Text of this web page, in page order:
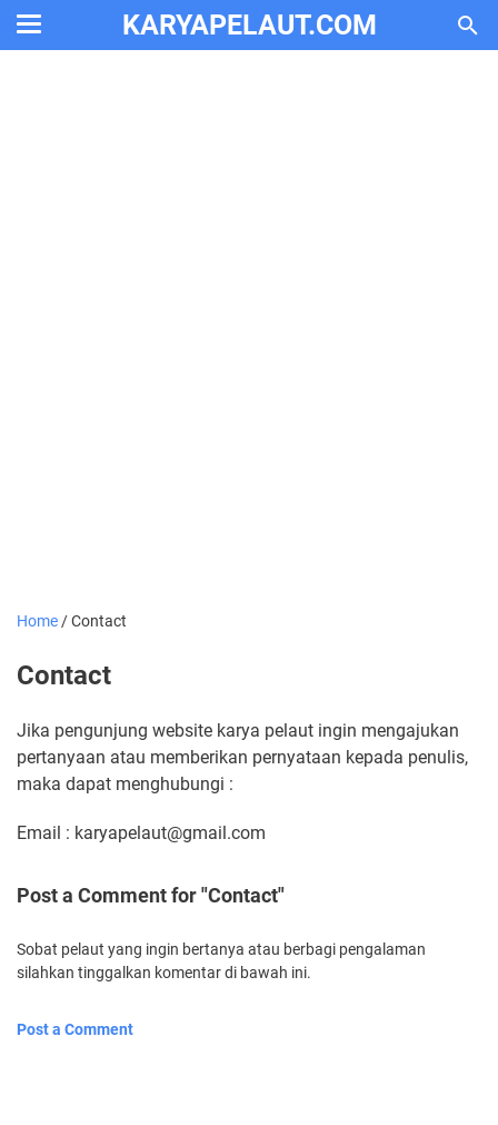
KARYAPELAUT.COM
Home /Contact
Contact
Jika pengunjung website karya pelaut ingin mengajukan
pertanyaan atau memberikan pernyataan kepada penulis,
maka dapat menghubungi :
Email : karyapelaut@gmail.com
Post a Comment for "Contact"
Sobat pelaut yang ingin bertanya atau berbagi pengalaman
silahkan tinggalkan komentar di bawah ini.
Post a Comment